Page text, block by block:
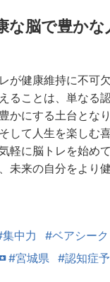
な脳で豊かな
が健康維持に不可
ることは、単なる
かにする土台とな
して人生を楽しむ
軽に脳トレを始め
未来の自分をより
中力 #ベアシーク
#宮城県 #認知症